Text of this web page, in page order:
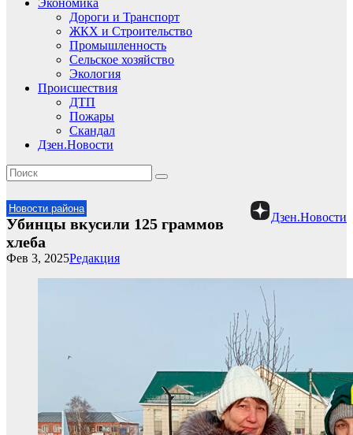
Экономика
Дороги и Транспорт
ЖКХ и Строительство
Промышленность
Сельское хозяйство
Экология
Происшествия
ДТП
Пожары
Скандал
Дзен.Новости
Новости района
Дзен.Новости
Убинцы вкусили 125 граммов
хлеба
Редакция
Фев 3, 2025